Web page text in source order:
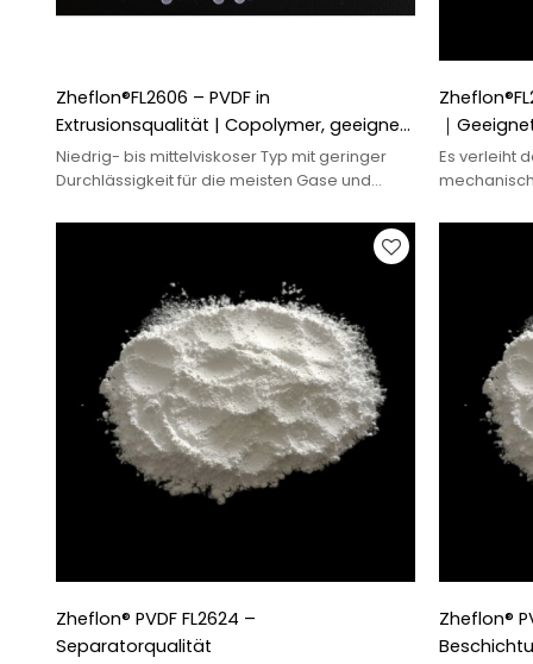
Zheflon®FL2606 – PVDF in
Extrusionsqualität | Copolymer, geeignet
zum Extrudieren von Rohren, Stangen und
Platten PVDF
Niedrig- bis mittelviskoser Typ mit geringer
Durchlässigkeit für die meisten Gase und
Schmelzverarbeitung durch
｜
Es verleiht
Zheflon® PVDF FL2624 –
Separatorqualität
Zheflon®